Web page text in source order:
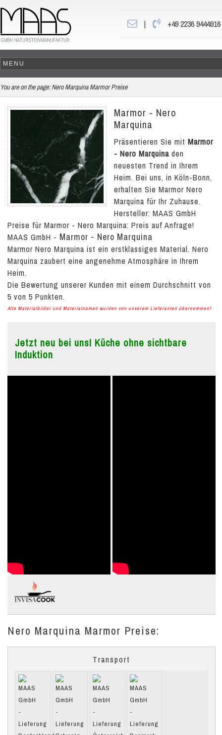
| +49 2236 9444916
You are on the page: Nero Marquina Marmor Preise
Marmor - Nero
Marquina
Präsentieren Sie mit Marmor
- Nero Marquina den
neuesten Trend in Ihrem
Heim. Bei uns, in Köln-Bonn,
erhalten Sie Marmor Nero
Marquina für Ihr Zuhause.
Hersteller: MAAS GmbH
Preise für Marmor - Nero Marquina: Preis auf Anfrage!
MAAS GmbH - Marmor - Nero Marquina
Marmor Nero Marquina ist ein erstklassiges Material. Nero
Marquina zaubert eine angenehme Atmosphäre in Ihrem
Heim.
Die Bewertung unserer Kunden mit einem Durchschnitt von
5 von 5 Punkten.
Alle Materialbilder und Materialnamen wurden von unserem Lieferanten übernommen!
Jetzt neu bei uns! Küche ohne sichtbare
Induktion
Nero Marquina Marmor Preise:
Transport